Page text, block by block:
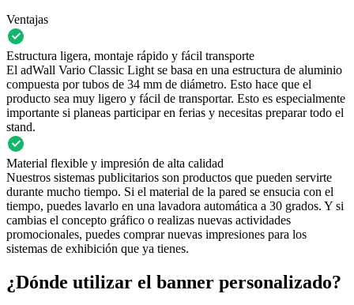
Ventajas
Estructura ligera, montaje rápido y fácil transporte
El adWall Vario Classic Light se basa en una estructura de aluminio
compuesta por tubos de 34 mm de diámetro. Esto hace que el
producto sea muy ligero y fácil de transportar. Esto es especialmente
importante si planeas participar en ferias y necesitas preparar todo el
stand.
Material flexible y impresión de alta calidad
Nuestros sistemas publicitarios son productos que pueden servirte
durante mucho tiempo. Si el material de la pared se ensucia con el
tiempo, puedes lavarlo en una lavadora automática a 30 grados. Y si
cambias el concepto gráfico o realizas nuevas actividades
promocionales, puedes comprar nuevas impresiones para los
sistemas de exhibición que ya tienes.
¿Dónde utilizar el banner personalizado?